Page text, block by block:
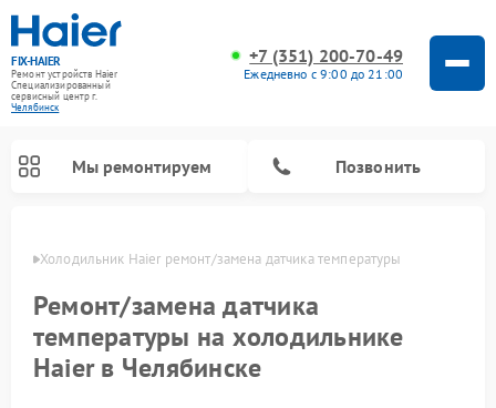
FIX-HAIER
Ремонт устройств Haier
Специализированный
cервисный центр г.
Челябинск
+7 (351) 200-70-49
Ежедневно с 9:00 до 21:00
Мы ремонтируем Позвонить
Холодильник Haier ремонт/замена датчика температуры
Ремонт/замена датчика
температуры на холодильнике
Haier в Челябинске